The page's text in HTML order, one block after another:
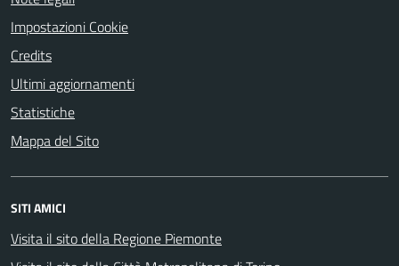
Impostazioni Cookie
Credits
Ultimi aggiornamenti
Statistiche
Mappa del Sito
SITI AMICI
Visita il sito della Regione Piemonte